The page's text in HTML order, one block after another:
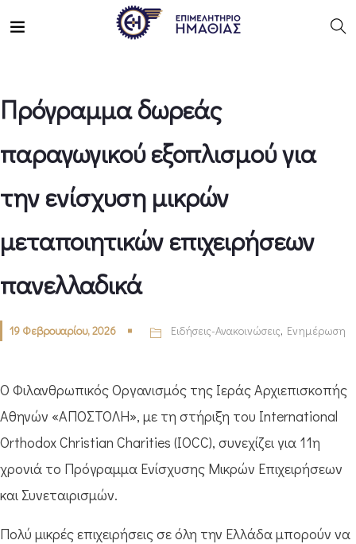
Πρόγραμμα δωρεάς
παραγωγικού εξοπλισμού για
την ενίσχυση μικρών
μεταποιητικών επιχειρήσεων
πανελλαδικά
19 Φεβρουαρίου, 2026 Ειδήσεις-Ανακοινώσεις, Ενημέρωση
Ο Φιλανθρωπικός Οργανισμός της Ιεράς Αρχιεπισκοπής
Αθηνών «ΑΠΟΣΤΟΛΗ», με τη στήριξη του International
Orthodox Christian Charities (IOCC), συνεχίζει για 11η
χρονιά το Πρόγραμμα Ενίσχυσης Μικρών Επιχειρήσεων
και Συνεταιρισμών.
Πολύ μικρές επιχειρήσεις σε όλη την Ελλάδα μπορούν να